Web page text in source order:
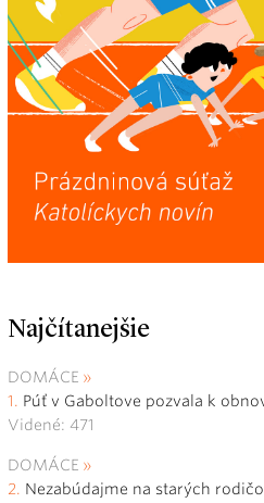
Najčítanejšie
DOMÁCE
Púť v Gaboltove pozvala k
Videné: 471
DOMÁCE
Nezabúdajme na starých